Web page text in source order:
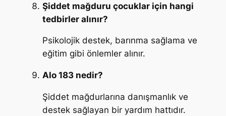
Şiddet mağduru çocuklar için hangi
tedbirler alınır?
Psikolojik destek, barınma sağlama ve
eğitim gibi önlemler alınır.
Alo 183 nedir?
Şiddet mağdurlarına danışmanlık ve
destek sağlayan bir yardım hattıdır.